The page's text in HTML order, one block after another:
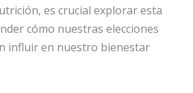
es crucial explorar esta
cómo nuestras elecciones
influir en nuestro bienestar